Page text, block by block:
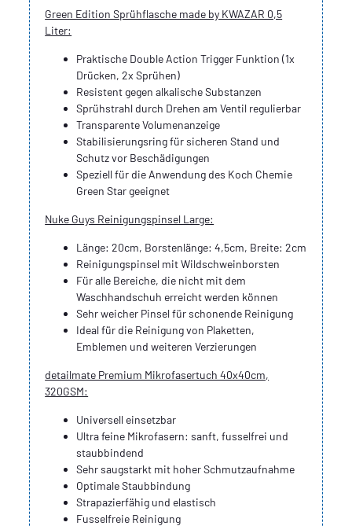
Green Edition Sprühflasche made by KWAZAR 0,5
Liter:
Praktische Double Action Trigger Funktion (1x
Drücken, 2x Sprühen)
Resistent gegen alkalische Substanzen
Sprühstrahl durch Drehen am Ventil regulierbar
Transparente Volumenanzeige
Stabilisierungsring für sicheren Stand und
Schutz vor Beschädigungen
Speziell für die Anwendung des Koch Chemie
Green Star geeignet
Nuke Guys Reinigungspinsel Large:
Länge: 20cm, Borstenlänge: 4,5cm, Breite: 2cm
Reinigungspinsel mit Wildschweinborsten
Für alle Bereiche, die nicht mit dem
Waschhandschuh erreicht werden können
Sehr weicher Pinsel für schonende Reinigung
Ideal für die Reinigung von Plaketten,
Emblemen und weiteren Verzierungen
detailmate Premium Mikrofasertuch 40x40cm,
320GSM:
Universell einsetzbar
Ultra feine Mikrofasern: sanft, fusselfrei und
staubbindend
Sehr saugstarkt mit hoher Schmutzaufnahme
Optimale Staubbindung
Strapazierfähig und elastisch
Fusselfreie Reinigung